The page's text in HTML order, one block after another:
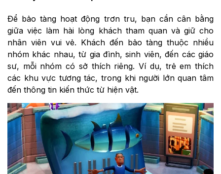
Để bảo tàng hoạt động trơn tru, bạn cần cân bằng
giữa việc làm hài lòng khách tham quan và giữ cho
nhân viên vui vẻ. Khách đến bảo tàng thuộc nhiều
nhóm khác nhau, từ gia đình, sinh viên, đến các giáo
sư, mỗi nhóm có sở thích riêng. Ví dụ, trẻ em thích
các khu vực tương tác, trong khi người lớn quan tâm
đến thông tin kiến thức từ hiện vật.